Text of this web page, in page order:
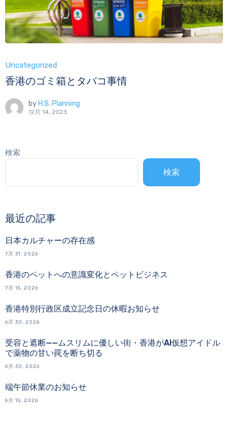
Uncategorized
香港のゴミ箱とタバコ事情
by H.S. Planning
12月 14, 2023
検索
検索
最近の記事
日本カルチャーの存在感
7月 31, 2026
香港のペットへの意識変化とペットビジネス
7月 15, 2026
香港特別行政区成立記念日の休暇お知らせ
6月 30, 2026
受容と遮断——ムスリムに優しい街・香港がAI仮想アイドル
で薬物の甘い罠を断ち切る
6月 30, 2026
端午節休業のお知らせ
6月 15, 2026